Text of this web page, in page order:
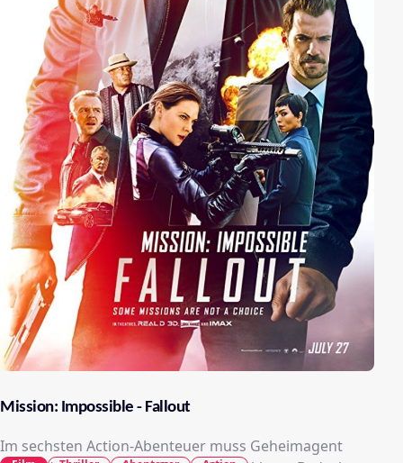
Mission: Impossible - Fallout
Im sechsten Action-Abenteuer muss Geheimagent